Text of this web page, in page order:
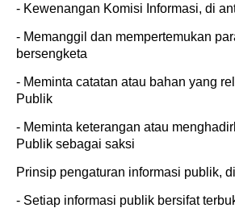
- Kewenangan Komisi Informasi, di
- Memanggil dan mempertemukan
bersengketa
- Meminta catatan atau bahan yang
Publik
- Meminta keterangan atau
Publik sebagai saksi
Prinsip pengaturan informasi publik,
- Setiap informasi publik bersifat